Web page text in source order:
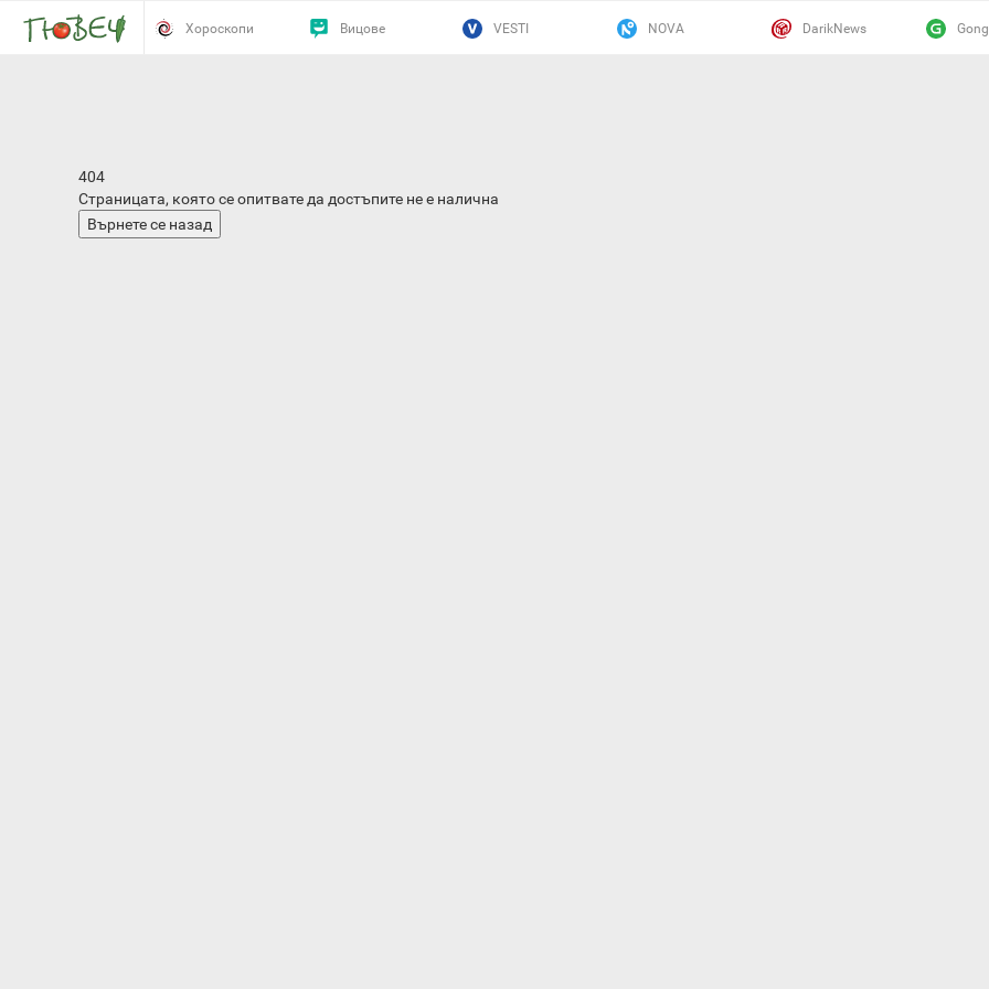
Страницата не е намерена
Хороскопи Вицове VESTI NOVA DarikNews Gong
404
Страницата, която се опитвате да достъпите не е налична
Върнете се назад